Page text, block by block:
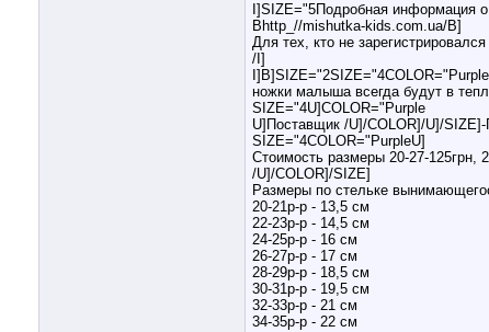
I]SIZE="5Подробная информация
Bhttp_//mishutka-kids.com.ua/B]
Для тех, кто не
/I]
ножки малыша всегда будут в
SIZE="4U]COLOR="Purple
U]Поставщик /U]/COLOR]/U]/
SIZE="4COLOR="PurpleU]
Стоимость размеры 20-27-125грн,
/U]/COLOR]/SIZE]
Размеры по стельке
20-21р-р - 13,5 см
22-23р-р - 14,5 см
24-25р-р - 16 см
26-27р-р - 17 см
28-29р-р - 18,5 см
30-31р-р - 19,5 см
32-33р-р - 21 см
34-35р-р - 22 см